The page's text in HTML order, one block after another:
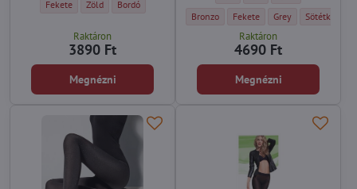
Szatén fényű harisnya DIVERSE 100 DEN Knittex - Szín:
Fekete Szatén fényű harisnya DIVERSE 100 DEN Knittex - Szín:
Zöld Szatén fényű harisnya DIVERSE 100 DEN Knittex - Szín:
Bordó
Raktáron
3890 Ft
Megnézni
Vastag matt női harisnya COVER 100
Bronzo Vastag matt női harisnya
Fekete Vastag matt női
Grey Vastag matt
Sötétkék
Raktáron
4690 Ft
Megnézni